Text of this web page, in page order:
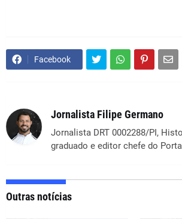
Facebook
Jornalista Filipe Germano
Jornalista DRT 0002288/PI,
graduado e editor chefe do
Outras notícias